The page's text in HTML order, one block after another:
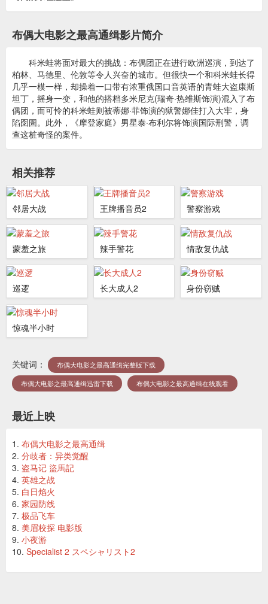
布偶大电影之最高通缉影片简介
科米蛙将面对最大的挑战：布偶团正在进行欧洲巡演，到达了
柏林、马德里、伦敦等令人兴奋的城市。但很快一个和科米蛙长得
几乎一模一样，却操着一口带有浓重俄国口音英语的青蛙大盗康斯
坦丁，摇身一变，和他的搭档多米尼克(瑞奇·热维斯饰演)混入了布
偶团，而可怜的科米蛙则被蒂娜·菲饰演的狱警娜佳打入大牢，身
陷囹圄。此外，《摩登家庭》男星泰·布利尔将饰演国际刑警，调
查这桩奇怪的案件。
相关推荐
邻居大战 王牌播音员2 警察游戏
蒙羞之旅 辣手警花 情敌复仇战
巡逻 长大成人2 身份窃贼
惊魂半小时
关键词： 布偶大电影之最高通缉完整版下载
布偶大电影之最高通缉迅雷下载 布偶大电影之最高通缉在线观看
最近上映
布偶大电影之最高通缉
分歧者：异类觉醒
盗马记 盜馬記
英雄之战
白日焰火
家园防线
极品飞车
美眉校探 电影版
小夜游
Specialist 2 スペシャリスト2